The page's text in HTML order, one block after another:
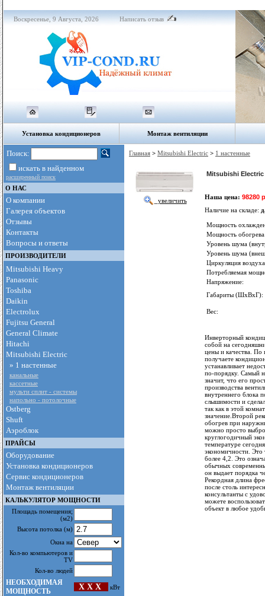
Воскресенье, 9 Августа, 2026 Написать отзыв
Установка кондиционеров Монтаж вентиляции
Поиск:
искать в найденном
расширенный поиск
О НАС
О компании
Галерея объектов
Отзывы
Контакты
Вопросы и ответы
ПРОИЗВОДИТЕЛИ
Mitsubishi Heavy
Panasonic
Toshiba
Daikin
Electrolux
Fujitsu General
General Climate
Hitachi
Mitsubishi Electric
» 1 настенные
канальные
кассетные
мульти сплит - cистемы
напольно - потолочные
Ostberg
Shuft
Аэроблок
ПРАЙСЫ
Оборудование
Установка кондиционеров
Сервис кондиционеров
Монтаж вентиляции
КАЛЬКУЛЯТОР МОЩНОСТИ
Площадь помещения;
(м2)
Высота потолка (м)
Окна на
Кол-во компьютеров и
TV
Кол-во людей
НЕОБХОДИМАЯ
МОЩНОСТЬ
X X X
кВт
Главная > Mitsubishi Electric > 1 настенные
увеличить
Mitsubishi Electric
Наша цена: 98280
Наличие на складе:
Мощность
Мощность
Уровень шума
Уровень шума
Циркуляция
Потребляемая
Напряжение:
Габариты (ШxВxГ):
Вес:
Инверторный
собой на
цены и качества.
получаете
устанавливает
по-порядку. Самый
значит, что его
производства
внутреннего блока
слышимости и
так как в этой
значение.Второй
обогрев при
можно просто
круглогодичный
температуре
экономичности. Это
более 4,2. Это
обычных
он выдает порядка
Рекордная длина
после столь
консультанты с
можете
объект в любое